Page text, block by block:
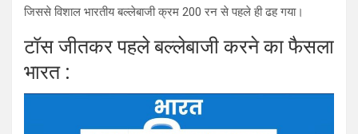
जिससे विशाल भारतीय बल्लेबाजी क्रम 200 रन से पहले ही ढह गया।
टॉस जीतकर पहले बल्लेबाजी करने का फैसला
भारत :